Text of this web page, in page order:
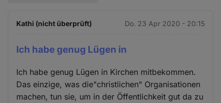
Kathi (nicht überprüft) Do. 23 Apr 2020 - 20:15
Ich habe genug Lügen in
Ich habe genug Lügen in Kirchen mitbekommen.
Das einzige, was die"christlichen" Organisationen
machen, tun sie, um in der Öffentlichkeit gut da zu